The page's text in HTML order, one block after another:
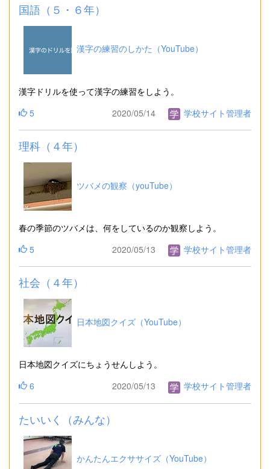
国語（５・６年）
漢字の練習のしかた（YouTube）
漢字ドリルを使って漢字の練習をしよう。
5
2020/05/14 学校サイト管理者
理科（４年）
ツバメの観察（youTube）
春の季節のツバメは、何をしているのか観察しよう。
5
2020/05/13 学校サイト管理者
社会（４年）
日本地図クイズ（YouTube）
日本地図クイズにちょうせんしよう。
6
2020/05/13 学校サイト管理者
たいいく（みんな）
かんたんエクササイズ（YouTube）